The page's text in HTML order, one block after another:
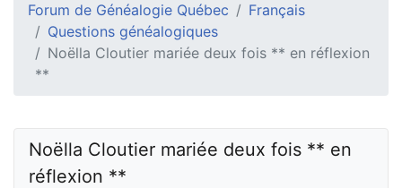
Forum de Généalogie Québec
Français
Questions généalogiques
Noëlla Cloutier mariée deux fois ** en réflexion
**
Noëlla Cloutier mariée deux fois ** en
réflexion **